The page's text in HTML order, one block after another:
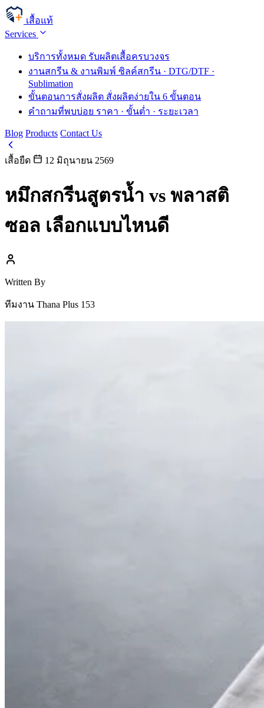
เสื้อแท้
Services
บริการทั้งหมด รับผลิตเสื้อครบวงจร
งานสกรีน & งานพิมพ์ ซิลค์สกรีน · DTG/DTF ·
Sublimation
ขั้นตอนการสั่งผลิต สั่งผลิตง่ายใน 6 ขั้นตอน
คำถามที่พบบ่อย ราคา · ขั้นต่ำ · ระยะเวลา
Blog Products Contact Us
เสื้อยืด 12 มิถุนายน 2569
หมึกสกรีนสูตรน้ำ vs พลาสติ
ซอล เลือกแบบไหนดี
Written By
ทีมงาน Thana Plus 153